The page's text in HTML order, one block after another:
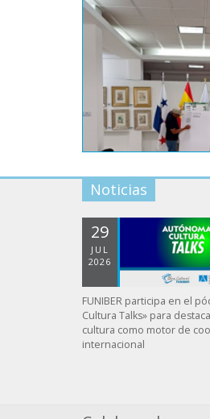
Noticias
29
JUL
2026
FUNIBER participa en el
Cultura Talks» para
cultura como motor de
internacional